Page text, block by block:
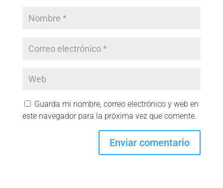
Guarda mi nombre, correo electrónico y web en
este navegador para la próxima vez que comente.